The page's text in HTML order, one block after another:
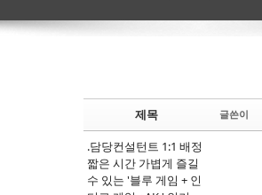
제목 글쓴이
.담당컨설턴트 1:1 배정
짧은 시간 가볍게 즐길
수 있는 '블루 게임 + 인
Sketchbook5,
Sketchbook5,